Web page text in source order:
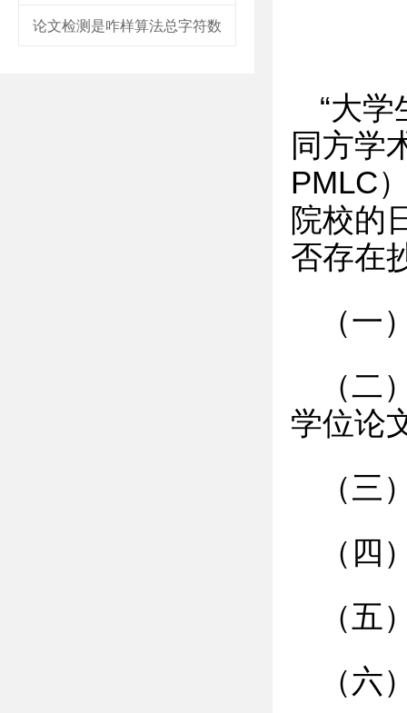
论文检测是咋样算法总字符数
“大
同方学
PMLC
院校的
否存在
（一
（二
学位论
（三
（四
（五
（六